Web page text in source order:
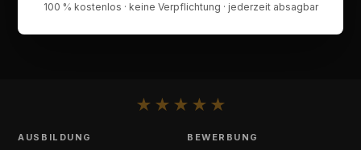
100 % kostenlos · keine Verpflichtung · jederzeit absagbar
★ ★ ★ ★ ★
AUSBILDUNG BEWERBUNG